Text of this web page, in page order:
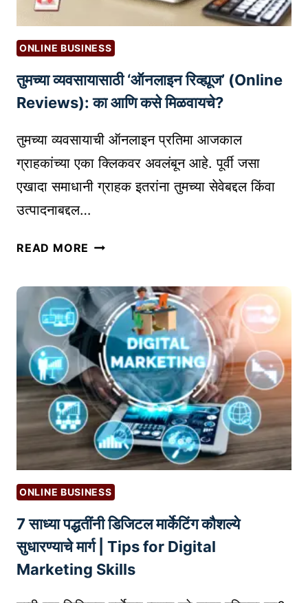
D
S
:
ई
-
म
मा
र्के
म
ग्रा
ह
कां
ना
प
र
त
आ
ण
ण्या
चे
प्र
वी
तं
त्र
ONLINE BUSINESS
तुमच्या व्यवसायासाठी ‘ऑनलाइन रिव्ह्यूज’ (Online
Reviews): का आणि कसे मिळवायचे?
तुमच्या व्यवसायाची ऑनलाइन प्रतिमा आजकाल
ग्राहकांच्या एका क्लिकवर अवलंबून आहे. पूर्वी जसा
एखादा समाधानी ग्राहक इतरांना तुमच्या सेवेबद्दल किंवा
उत्पादनाबद्दल…
READ MORE तु
व्य
व
सा
या
सा
ठी
‘
ऑ
न
ला
इ
न
रि
व्ह्यू
’
ONLINE BUSINESS
7 साध्या पद्धतींनी डिजिटल मार्केटिंग कौशल्ये
सुधारण्याचे मार्ग | Tips for Digital
Marketing Skills